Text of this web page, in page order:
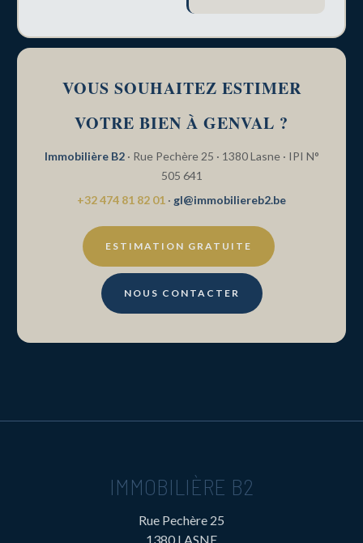
VOUS SOUHAITEZ ESTIMER
VOTRE BIEN À GENVAL ?
Immobilière B2· Rue Pechère 25 · 1380 Lasne · IPI N°
505 641
+32 474 81 82 01 · gl@immobiliereb2.be
ESTIMATION GRATUITE
NOUS CONTACTER
IMMOBILIÈRE B2
Rue Pechère 25
1380 LASNE